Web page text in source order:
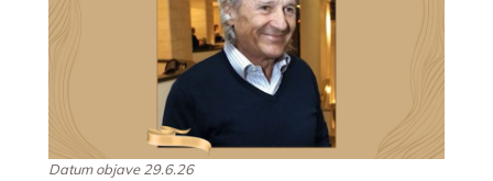
Datum objave 29.6.26